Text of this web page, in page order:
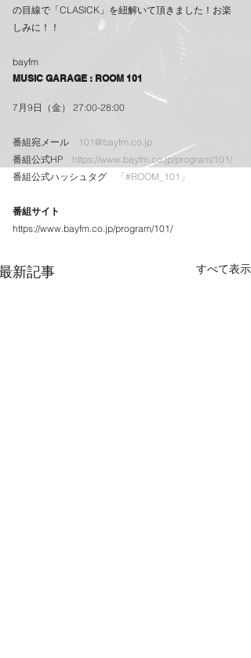
の目線で「CLASICK」を紐解いて頂きました！お楽
しみに！！
bayfm
MUSIC GARAGE : ROOM 101
7月9日（金） 27:00-28:00
番組宛メール
101@bayfm.co.jp
番組公式HP https://www.bayfm.co.jp/program/101/
番組公式ハッシュタグ
「#ROOM_101」
番組サイト
https://www.bayfm.co.jp/program/101/
新記事 すべて表示